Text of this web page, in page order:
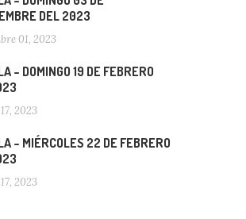
DEL 2023
01, 2023
– DOMINGO 19 DE FEBRERO
2023
– MIÉRCOLES 22 DE FEBRERO
2023